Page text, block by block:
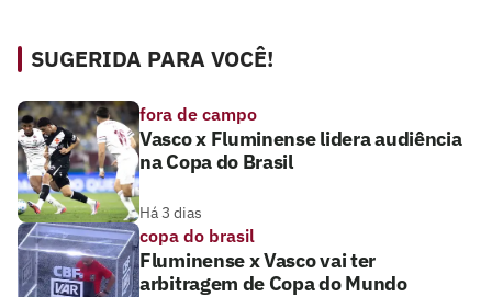
SUGERIDA PARA VOCÊ!
fora de campo
Vasco x Fluminense lidera audiência
na Copa do Brasil
Há 3 dias
copa do brasil
Fluminense x Vasco vai ter
arbitragem de Copa do Mundo